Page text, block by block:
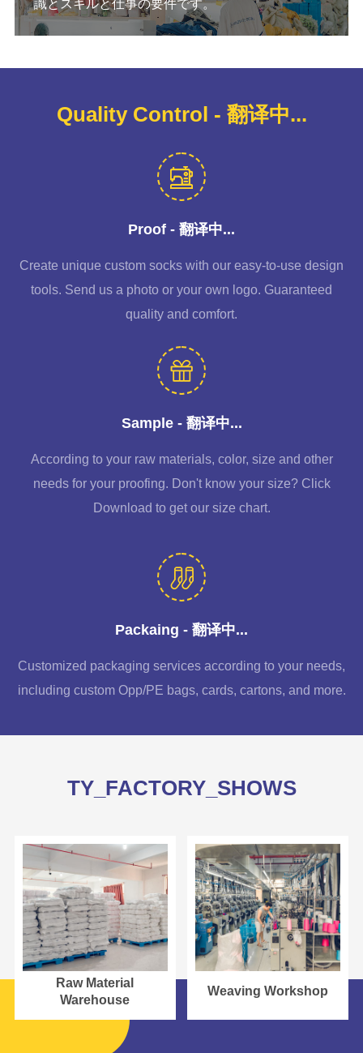
識とスキルと仕事の要件です。
Quality Control - 翻译中...
Proof - 翻译中...
Create unique custom socks with our easy-to-use design
tools. Send us a photo or your own logo. Guaranteed
quality and comfort.
Sample - 翻译中...
According to your raw materials, color, size and other
needs for your proofing. Don't know your size? Click
Download to get our size chart.
Packaing - 翻译中...
Customized packaging services according to your needs,
including custom Opp/PE bags, cards, cartons, and more.
TY_FACTORY_SHOWS
Raw Material
Warehouse
Weaving Workshop